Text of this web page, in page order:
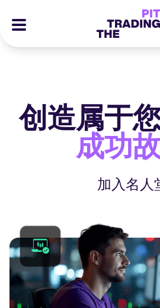
股票
成功的故事
电子书
网络研讨会
播客
词汇表
帮助中心
合伙人专区
登录 注册
创造属于
成功
加入名人